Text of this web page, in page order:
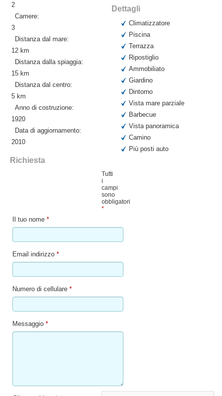
2
Camere:
3
Distanza dal mare:
12 km
Distanza dalla spiaggia:
15 km
Distanza dal centro:
5 km
Anno di costruzione:
1920
Data di aggiornamento:
2010
Richiesta
Tutti
i
campi
sono
obbligatori
*
Il tuo nome *
Email indirizzo *
Numero di cellulare *
Messaggio *
Dettagli
Climatizzatore
Piscina
Terrazza
Ripostiglio
Ammobiliato
Giardino
Dintorno
Vista mare parziale
Barbecue
Vista panoramica
Camino
Più posti auto